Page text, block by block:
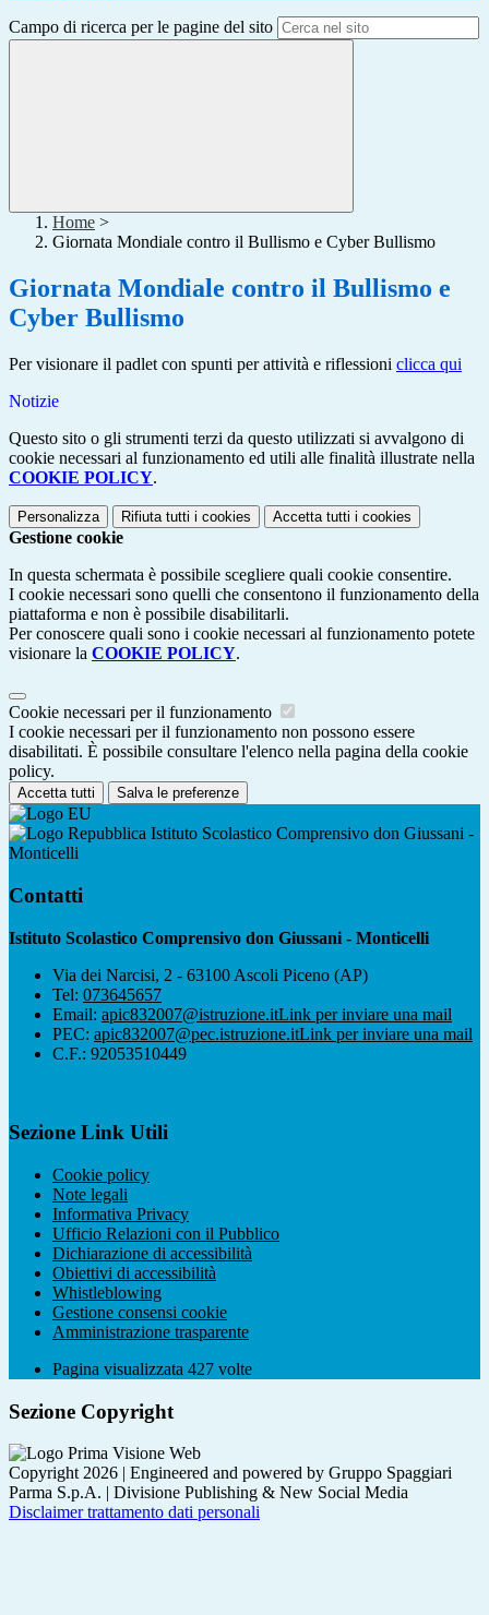
Campo di ricerca per le pagine del sito
Home >
Giornata Mondiale contro il Bullismo e Cyber Bullismo
Giornata Mondiale contro il Bullismo e
Cyber Bullismo
Per visionare il padlet con spunti per attività e riflessioni clicca qui
Notizie
Questo sito o gli strumenti terzi da questo utilizzati si avvalgono di
cookie necessari al funzionamento ed utili alle finalità illustrate nella
COOKIE POLICY.
Personalizza Rifiuta tutti i cookies Accetta tutti i cookies
Gestione cookie
In questa schermata è possibile scegliere quali cookie consentire.
I cookie necessari sono quelli che consentono il funzionamento della
piattaforma e non è possibile disabilitarli.
Per conoscere quali sono i cookie necessari al funzionamento potete
visionare la COOKIE POLICY.
Cookie necessari per il funzionamento
I cookie necessari per il funzionamento non possono essere
disabilitati. È possibile consultare l'elenco nella pagina della cookie
policy.
Accetta tutti Salva le preferenze
Istituto Scolastico Comprensivo don Giussani -
Monticelli
Contatti
Istituto Scolastico Comprensivo don Giussani - Monticelli
Via dei Narcisi, 2 - 63100 Ascoli Piceno (AP)
Tel: 073645657
Email: apic832007@istruzione.itLink per inviare una mail
PEC: apic832007@pec.istruzione.itLink per inviare una mail
C.F.: 92053510449
Sezione Link Utili
Cookie policy
Note legali
Informativa Privacy
Ufficio Relazioni con il Pubblico
Dichiarazione di accessibilità
Obiettivi di accessibilità
Whistleblowing
Gestione consensi cookie
Amministrazione trasparente
Pagina visualizzata 427 volte
Sezione Copyright
Copyright 2026 | Engineered and powered by Gruppo Spaggiari
Parma S.p.A. | Divisione Publishing & New Social Media
Disclaimer trattamento dati personali